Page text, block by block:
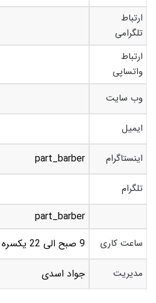
ارتباط
تلگرامی
ارتباط
واتساپی
وب سایت
ایمیل
اینستاگرام part_barber
تلگرام
part_barber
ساعت کاری
9 صبح الی 22 یکسره
مدیریت جواد اسدی